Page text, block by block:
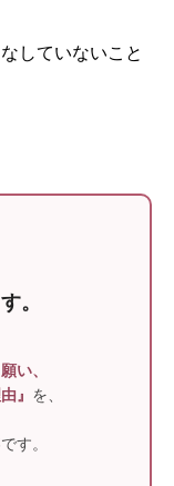
していないこと
。
い、
』 を、
す。